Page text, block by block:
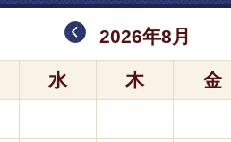
2026年8月
水 木 金